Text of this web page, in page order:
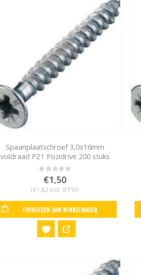
Spaanplaatschroef 3,0x16mm
voldraad PZ1 Pozidrive 200 stuks
out of 5
€1,50
(€1,82 incl. BTW)
TOEVOEGEN AAN WINKELWAGEN